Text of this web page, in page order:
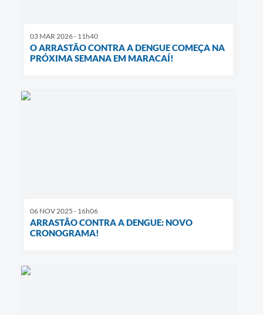
03 MAR 2026 - 11h40
O ARRASTÃO CONTRA A DENGUE COMEÇA NA
PRÓXIMA SEMANA EM MARACAÍ!
06 NOV 2025 - 16h06
ARRASTÃO CONTRA A DENGUE: NOVO
CRONOGRAMA!